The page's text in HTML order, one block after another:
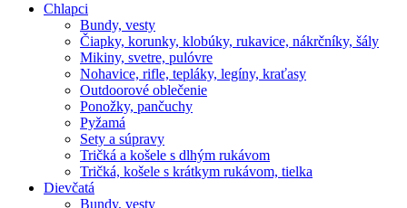
Chlapci
Bundy, vesty
Čiapky, korunky, klobúky, rukavice, nákrčníky, šály
Mikiny, svetre, pulóvre
Nohavice, rifle, tepláky, legíny, kraťasy
Outdoorové oblečenie
Ponožky, pančuchy
Pyžamá
Sety a súpravy
Tričká a košele s dlhým rukávom
Tričká, košele s krátkym rukávom, tielka
Dievčatá
Bundy, vesty